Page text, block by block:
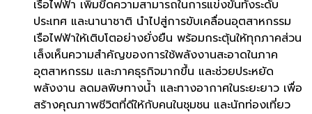
เรือไฟฟ้า เพิ่มขีดความสามารถในการแข่งขันทั้งระดับ
ประเทศ และนานาชาติ นำไปสู่การขับเคลื่อนอุตสาหกรรม
เรือไฟฟ้าให้เติบโตอย่างยั่งยืน พร้อมกระตุ้นให้ทุกภาคส่วน
เล็งเห็นความสำคัญของการใช้พลังงานสะอาดในภาค
อุตสาหกรรม และภาคธุรกิจมากขึ้น และช่วยประหยัด
พลังงาน ลดมลพิษทางน้ำ และทางอากาศในระยะยาว เพื่อ
สร้างคุณภาพชีวิตที่ดีให้กับคนในชุมชน และนักท่องเที่ยว